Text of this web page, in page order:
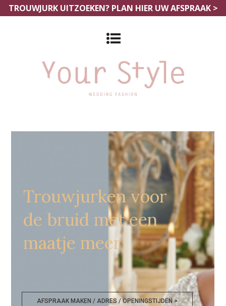
TROUWJURK UITZOEKEN? PLAN HIER UW AFSPRAAK >
Trouwkledij Aalst
Trouwjurken voor
de bruid met een
maatje meer
AFSPRAAK MAKEN / ADRES / OPENINGSTIJDEN >